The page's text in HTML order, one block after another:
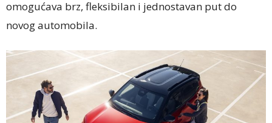
omogućava brz, fleksibilan i jednostavan put do
novog automobila.